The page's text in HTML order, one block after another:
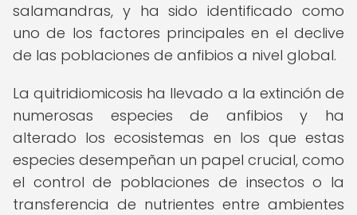
salamandras, y ha sido identificado como
uno de los factores principales en el declive
de las poblaciones de anfibios a nivel global.
La quitridiomicosis ha llevado a la extinción de
numerosas especies de anfibios y ha
alterado los ecosistemas en los que estas
especies desempeñan un papel crucial, como
el control de poblaciones de insectos o la
transferencia de nutrientes entre ambientes